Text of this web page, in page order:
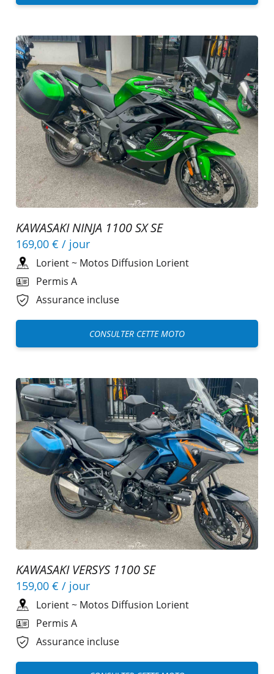
KAWASAKI NINJA 1100 SX SE
169,00 € / jour
Lorient~ Motos Diffusion Lorient
Permis A
Assurance incluse
CONSULTER CETTE MOTO
KAWASAKI VERSYS 1100 SE
159,00 € / jour
Lorient~ Motos Diffusion Lorient
Permis A
Assurance incluse